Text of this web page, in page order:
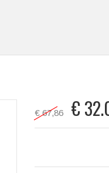
€ 67,86 €